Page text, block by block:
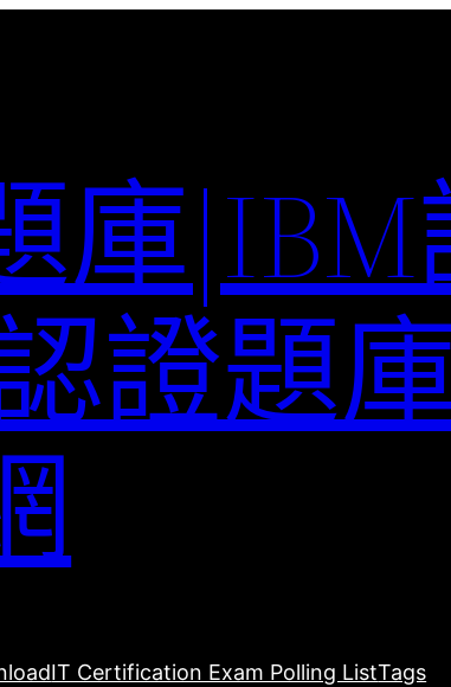
庫
證題
IT Certification Exam Polling ListTags